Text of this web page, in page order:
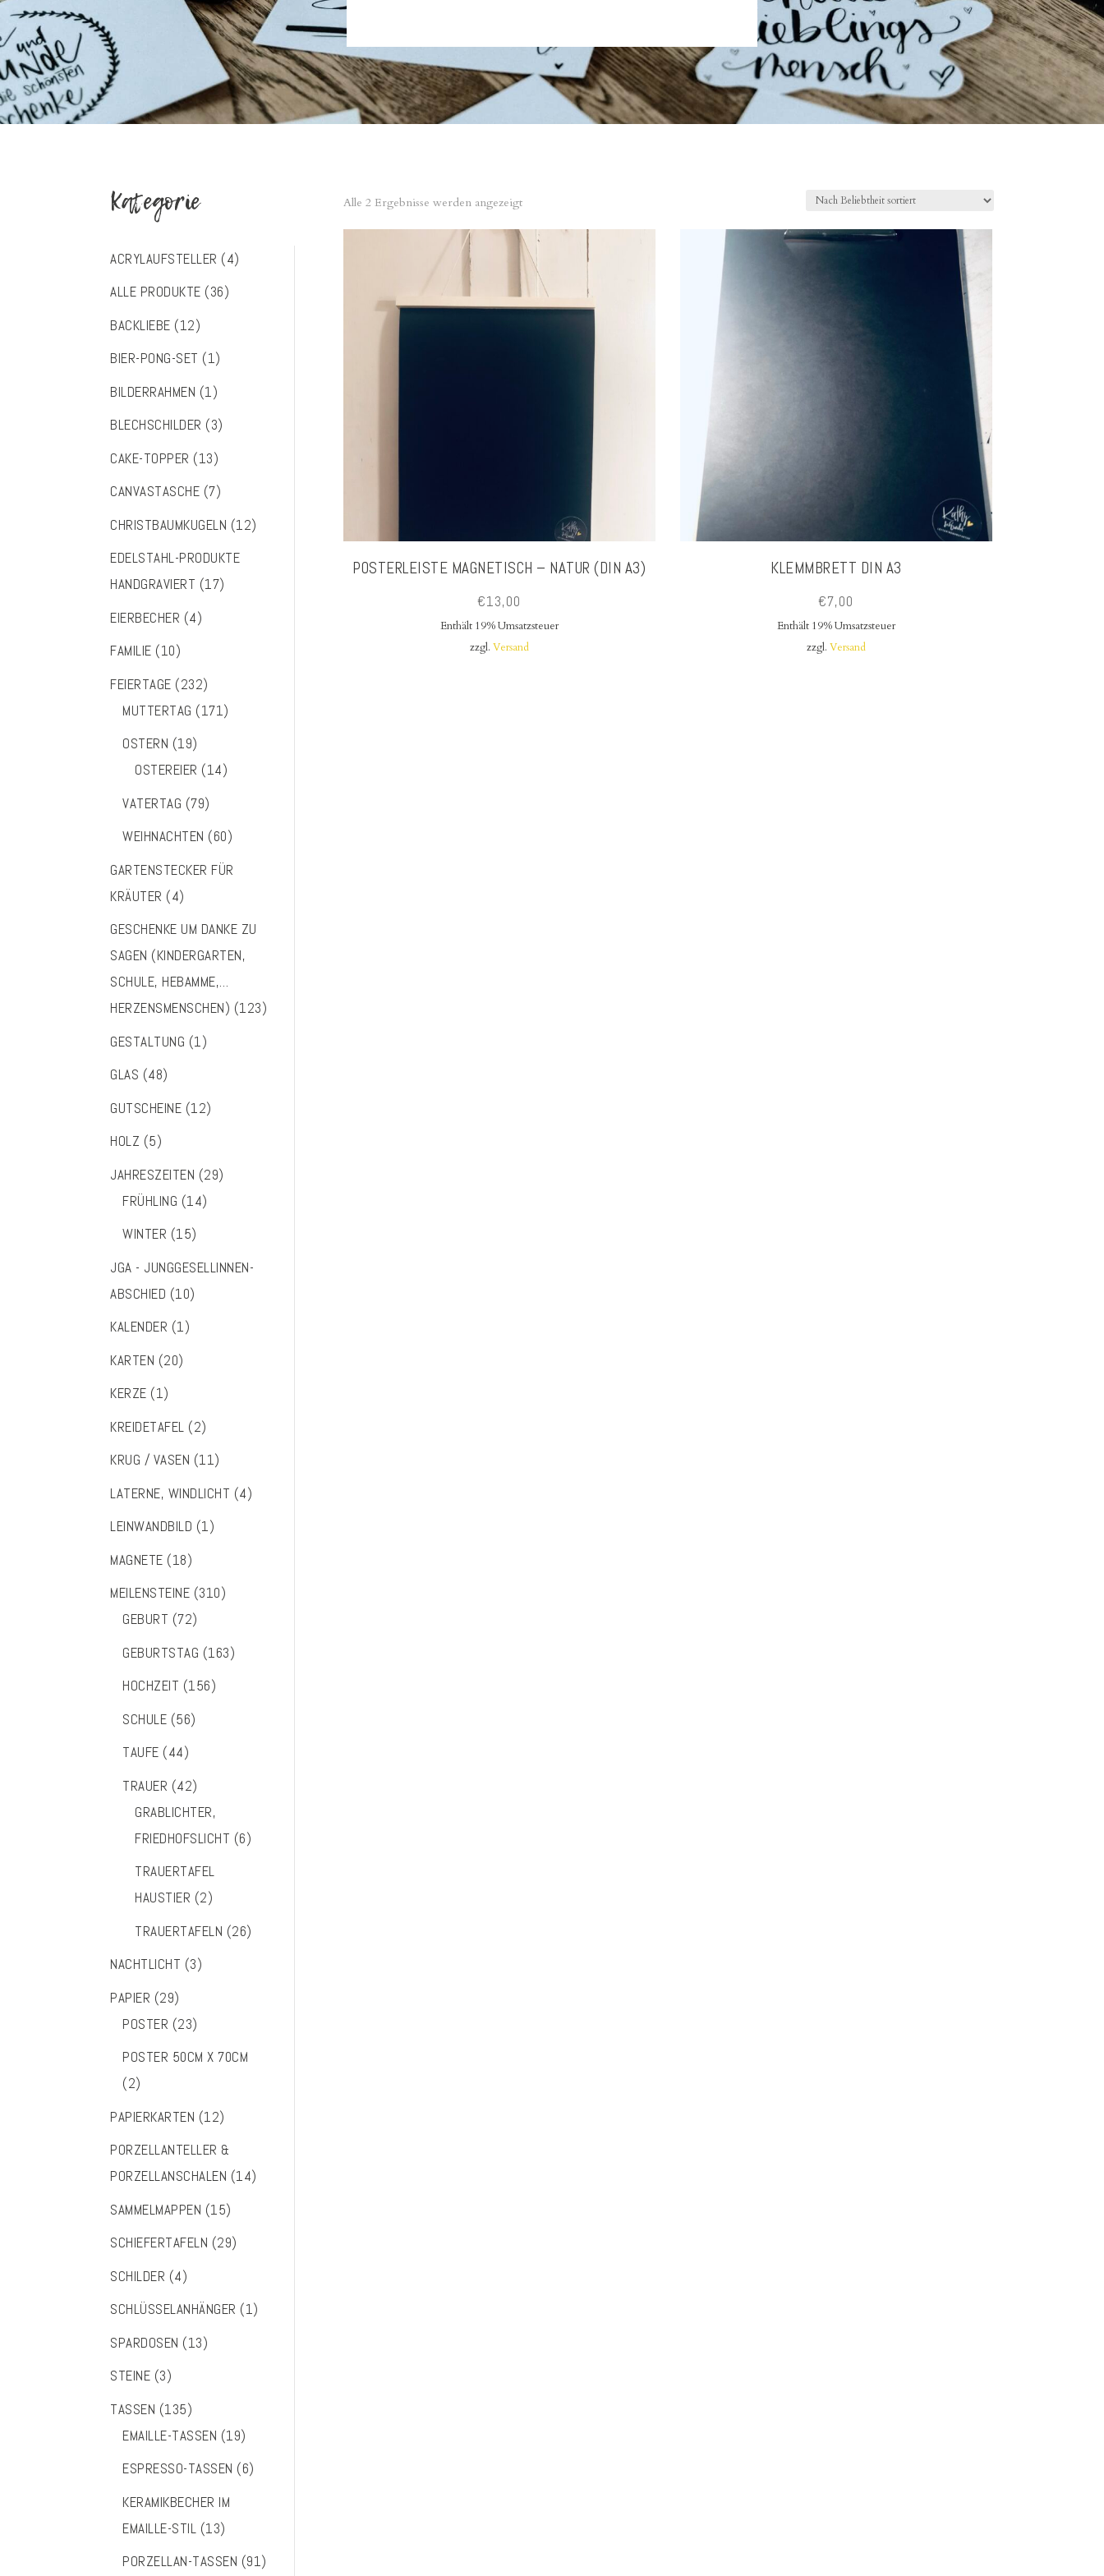
Kategorie
ACRYLAUFSTELLER (4)
ALLE PRODUKTE (36)
BACKLIEBE (12)
BIER-PONG-SET (1)
BILDERRAHMEN (1)
BLECHSCHILDER (3)
CAKE-TOPPER (13)
CANVASTASCHE (7)
CHRISTBAUMKUGELN (12)
EDELSTAHL-PRODUKTE
HANDGRAVIERT (17)
EIERBECHER (4)
FAMILIE (10)
FEIERTAGE (232)
MUTTERTAG (171)
OSTERN (19)
OSTEREIER (14)
VATERTAG (79)
WEIHNACHTEN (60)
GARTENSTECKER FÜR
KRÄUTER (4)
GESCHENKE UM DANKE ZU
SAGEN (KINDERGARTEN,
SCHULE, HEBAMME,…
HERZENSMENSCHEN) (123)
GESTALTUNG (1)
GLAS (48)
GUTSCHEINE (12)
HOLZ (5)
JAHRESZEITEN (29)
FRÜHLING (14)
WINTER (15)
JGA - JUNGGESELLINNEN-
ABSCHIED (10)
KALENDER (1)
KARTEN (20)
KERZE (1)
KREIDETAFEL (2)
KRUG / VASEN (11)
LATERNE, WINDLICHT (4)
LEINWANDBILD (1)
MAGNETE (18)
MEILENSTEINE (310)
GEBURT (72)
GEBURTSTAG (163)
HOCHZEIT (156)
SCHULE (56)
TAUFE (44)
TRAUER (42)
GRABLICHTER,
FRIEDHOFSLICHT (6)
TRAUERTAFEL
HAUSTIER (2)
TRAUERTAFELN (26)
NACHTLICHT (3)
PAPIER (29)
POSTER (23)
POSTER 50CM X 70CM
(2)
PAPIERKARTEN (12)
PORZELLANTELLER &
PORZELLANSCHALEN (14)
SAMMELMAPPEN (15)
SCHIEFERTAFELN (29)
SCHILDER (4)
SCHLÜSSELANHÄNGER (1)
SPARDOSEN (13)
STEINE (3)
TASSEN (135)
EMAILLE-TASSEN (19)
ESPRESSO-TASSEN (6)
KERAMIKBECHER IM
EMAILLE-STIL (13)
PORZELLAN-TASSEN (91)
Alle 2 Ergebnisse werden angezeigtNach
Beliebtheit
sortiert
POSTERLEISTE MAGNETISCH – NATUR (DIN A3)
€13,00
Enthält 19% Umsatzsteuer
zzgl. Versand
KLEMMBRETT DIN A3
€7,00
Enthält 19% Umsatzsteuer
zzgl. Versand